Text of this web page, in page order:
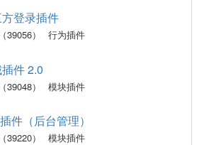
登录插件
39056） 行为插件
件 2.0
39048） 模块插件
件（后台管理）
39220） 模块插件